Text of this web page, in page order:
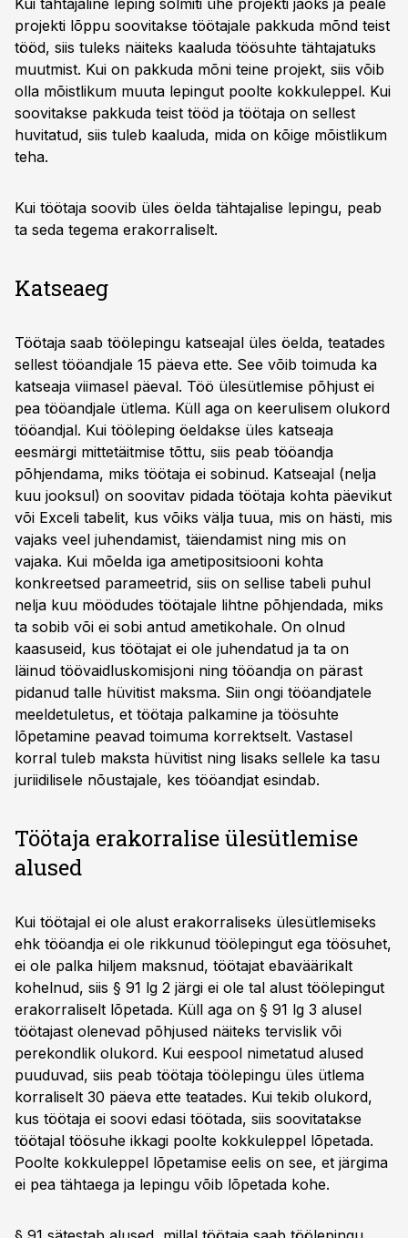
Kui tähtajaline leping sõlmiti ühe projekti jaoks ja peale
projekti lõppu soovitakse töötajale pakkuda mõnd teist
tööd, siis tuleks näiteks kaaluda töösuhte tähtajatuks
muutmist. Kui on pakkuda mõni teine projekt, siis võib
olla mõistlikum muuta lepingut poolte kokkuleppel. Kui
soovitakse pakkuda teist tööd ja töötaja on sellest
huvitatud, siis tuleb kaaluda, mida on kõige mõistlikum
teha.
Kui töötaja soovib üles öelda tähtajalise lepingu, peab
ta seda tegema erakorraliselt.
Katseaeg
Töötaja saab töölepingu katseajal üles öelda, teatades
sellest tööandjale 15 päeva ette. See võib toimuda ka
katseaja viimasel päeval. Töö ülesütlemise põhjust ei
pea tööandjale ütlema. Küll aga on keerulisem olukord
tööandjal. Kui tööleping öeldakse üles katseaja
eesmärgi mittetäitmise tõttu, siis peab tööandja
põhjendama, miks töötaja ei sobinud. Katseajal (nelja
kuu jooksul) on soovitav pidada töötaja kohta päevikut
või Exceli tabelit, kus võiks välja tuua, mis on hästi, mis
vajaks veel juhendamist, täiendamist ning mis on
vajaka. Kui mõelda iga ametipositsiooni kohta
konkreetsed parameetrid, siis on sellise tabeli puhul
nelja kuu möödudes töötajale lihtne põhjendada, miks
ta sobib või ei sobi antud ametikohale. On olnud
kaasuseid, kus töötajat ei ole juhendatud ja ta on
läinud töövaidluskomisjoni ning tööandja on pärast
pidanud talle hüvitist maksma. Siin ongi tööandjatele
meeldetuletus, et töötaja palkamine ja töösuhte
lõpetamine peavad toimuma korrektselt. Vastasel
korral tuleb maksta hüvitist ning lisaks sellele ka tasu
juriidilisele nõustajale, kes tööandjat esindab.
Töötaja erakorralise ülesütlemise
alused
Kui töötajal ei ole alust erakorraliseks ülesütlemiseks
ehk tööandja ei ole rikkunud töölepingut ega töösuhet,
ei ole palka hiljem maksnud, töötajat ebaväärikalt
kohelnud, siis § 91 lg 2 järgi ei ole tal alust töölepingut
erakorraliselt lõpetada. Küll aga on § 91 lg 3 alusel
töötajast olenevad põhjused näiteks tervislik või
perekondlik olukord. Kui eespool nimetatud alused
puuduvad, siis peab töötaja töölepingu üles ütlema
korraliselt 30 päeva ette teatades. Kui tekib olukord,
kus töötaja ei soovi edasi töötada, siis soovitatakse
töötajal töösuhe ikkagi poolte kokkuleppel lõpetada.
Poolte kokkuleppel lõpetamise eelis on see, et järgima
ei pea tähtaega ja lepingu võib lõpetada kohe.